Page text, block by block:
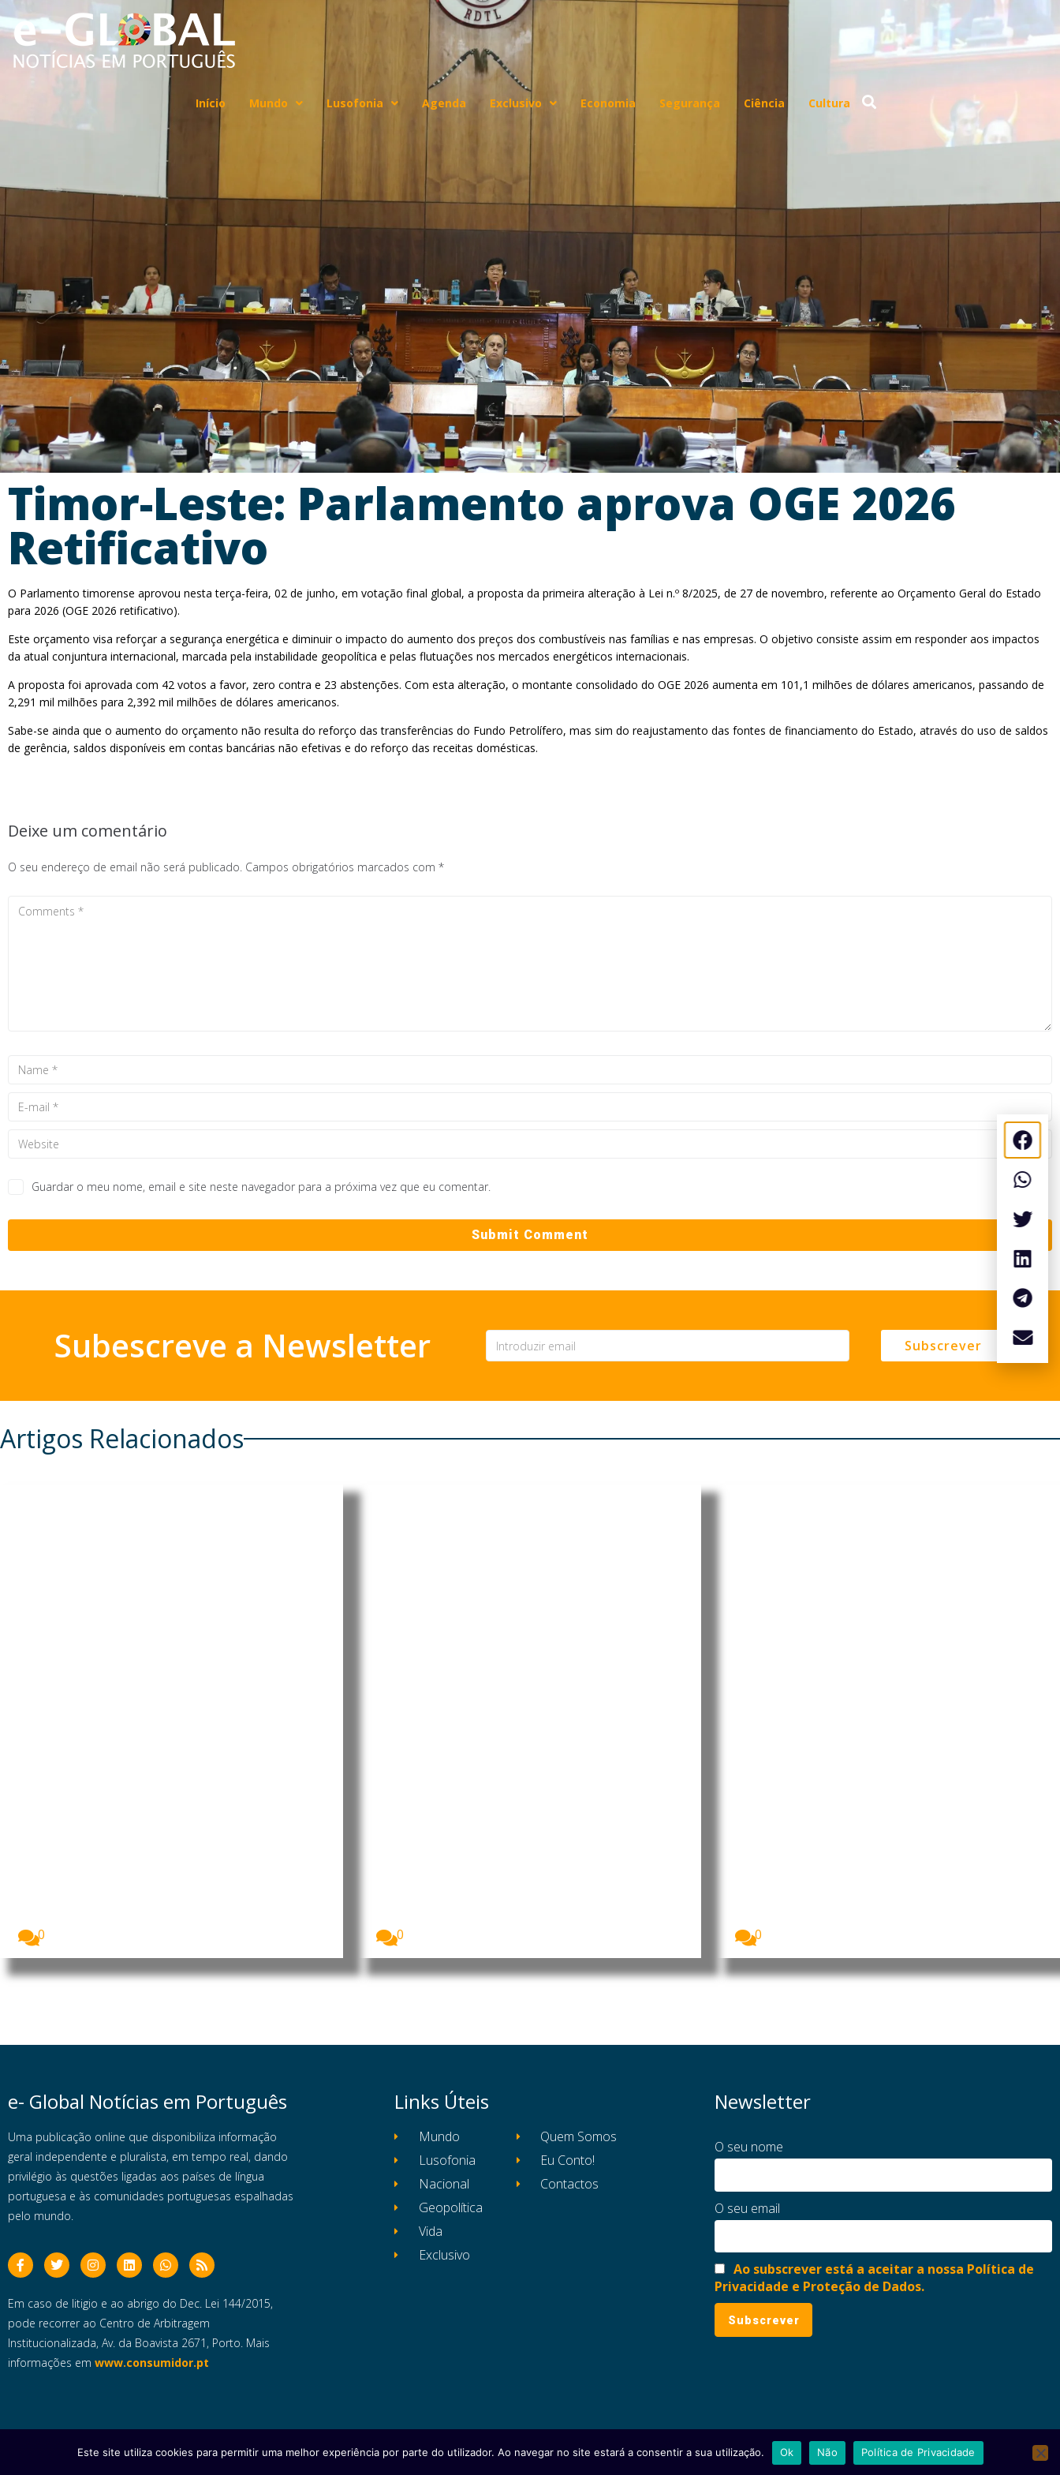
Início Mundo Lusofonia Agenda Exclusivo Economia Segurança Ciência Cultura
Timor-Leste: Parlamento aprova OGE 2026
Retificativo
O Parlamento timorense aprovou nesta terça-feira, 02 de junho, em votação final global, a proposta da primeira alteração à Lei n.º 8/2025, de 27 de novembro, referente ao Orçamento Geral do Estado
para 2026 (OGE 2026 retificativo).
Este orçamento visa reforçar a segurança energética e diminuir o impacto do aumento dos preços dos combustíveis nas famílias e nas empresas. O objetivo consiste assim em responder aos impactos
da atual conjuntura internacional, marcada pela instabilidade geopolítica e pelas flutuações nos mercados energéticos internacionais.
A proposta foi aprovada com 42 votos a favor, zero contra e 23 abstenções. Com esta alteração, o montante consolidado do OGE 2026 aumenta em 101,1 milhões de dólares americanos, passando de
2,291 mil milhões para 2,392 mil milhões de dólares americanos.
Sabe-se ainda que o aumento do orçamento não resulta do reforço das transferências do Fundo Petrolífero, mas sim do reajustamento das fontes de financiamento do Estado, através do uso de saldos
de gerência, saldos disponíveis em contas bancárias não efetivas e do reforço das receitas domésticas.
Deixe um comentário
O seu endereço de email não será publicado. Campos obrigatórios marcados com *
Guardar o meu nome, email e site neste navegador para a próxima vez que eu comentar.
Subescreve a Newsletter Subscrever
Artigos Relacionados
0
0
0
e- Global Notícias em Português
Uma publicação online que disponibiliza informação
geral independente e pluralista, em tempo real, dando
privilégio às questões ligadas aos países de língua
portuguesa e às comunidades portuguesas espalhadas
pelo mundo.
Em caso de litigio e ao abrigo do Dec. Lei 144/2015,
pode recorrer ao Centro de Arbitragem
Institucionalizada, Av. da Boavista 2671, Porto. Mais
informações em www.consumidor.pt
Links Úteis
Mundo
Lusofonia
Nacional
Geopolítica
Vida
Exclusivo
Quem Somos
Eu Conto!
Contactos
Newsletter
O seu nome
O seu email
Ao subscrever está a aceitar a nossa Política de
Privacidade e Proteção de Dados.
Copyright © 2025 e- Global Notícias em Português | Todos os direitos reservados Ficha Técnica Estatuto Editorial Política de Privacidade e Proteção de Dados
Este site utiliza cookies para permitir uma melhor experiência por parte do utilizador. Ao navegar no site estará a consentir a sua utilização. Ok Não Política de Privacidade